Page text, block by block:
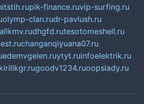
pik-finance.ruvip-surfing.ru
olymp-clan.rudr-pavlush.ru
allkmv.rudhgfd.rutesotomeshell.ru
changanqiyuana07.ru
edemvgelen.ruytyt.ruinfoelektrik.ru
kirillkgr.rugoodv1234.ruoopslady.ru